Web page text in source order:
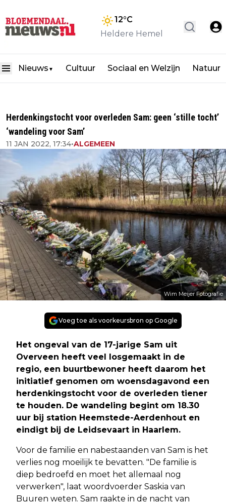
12°C
Heldere Hemel
Nieuws ▼ Cultuur Sociaal en Welzijn Natuur
Herdenkingstocht voor overleden Sam: geen ‘stille tocht’
‘wandeling voor Sam’
11 JAN 2022, 17:34•ALGEMEEN
Wim Meijer Fotografie
Voeg toe als voorkeursbron op Google
Het ongeval van de 17-jarige Sam uit
Overveen heeft veel losgemaakt in de
regio, een buurtbewoner heeft daarom het
initiatief genomen om woensdagavond een
herdenkingstocht voor de overleden tiener
te houden. De wandeling begint om 18.30
uur bij station Heemstede-Aerdenhout en
eindigt bij de Leidsevaart in Haarlem.
Voor de familie en nabestaanden van Sam is het
verlies nog moeilijk te bevatten. "De familie is
diep bedroefd en moet het allemaal nog
verwerken", laat woordvoerder Saskia van
Buuren weten. Sam raakte in de nacht van